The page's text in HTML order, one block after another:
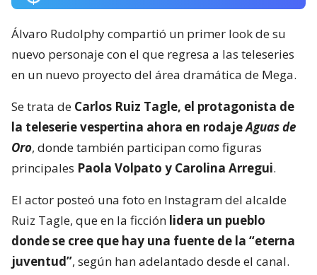
Álvaro Rudolphy compartió un primer look de su
nuevo personaje con el que regresa a las teleseries
en un nuevo proyecto del área dramática de Mega.
Se trata de Carlos Ruiz Tagle, el protagonista de
la teleserie vespertina ahora en rodajeAguas de
Oro, donde también participan como figuras
principales Paola Volpato y Carolina Arregui.
El actor posteó una foto en Instagram del alcalde
Ruiz Tagle, que en la ficción lidera un pueblo
donde se cree que hay una fuente de la “eterna
juventud”, según han adelantado desde el canal.